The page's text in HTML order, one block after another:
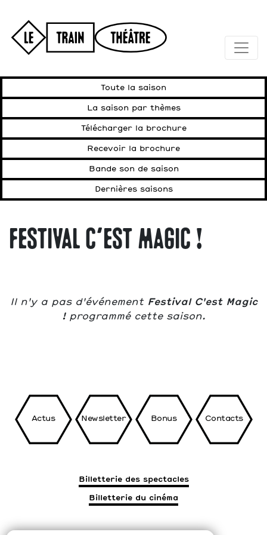
Toute la saison
La saison par thèmes
Télécharger la brochure
Recevoir la brochure
Bande son de saison
Dernières saisons
Festival C'est Magic !
Il n'y a pas d'événement Festival C'est Magic
!programmé cette saison.
Actus Newsletter Bonus Contacts
Billetterie des spectacles
Billetterie du cinéma